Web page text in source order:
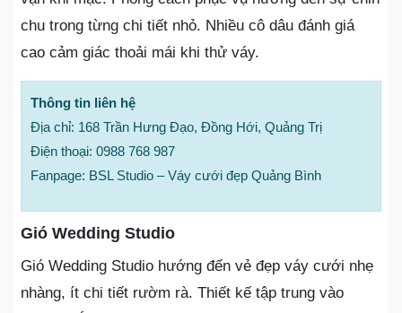
chu trong từng chi tiết nhỏ. Nhiều cô dâu đánh giá
cao cảm giác thoải mái khi thử váy.
Thông tin liên hệ
Địa chỉ: 168 Trần Hưng Đạo, Đồng Hới, Quảng Trị
Điện thoại: 0988 768 987
Fanpage: BSL Studio – Váy cưới đẹp Quảng Bình
Gió Wedding Studio
Gió Wedding Studio hướng đến vẻ đẹp váy cưới nhẹ
nhàng, ít chi tiết rườm rà. Thiết kế tập trung vào